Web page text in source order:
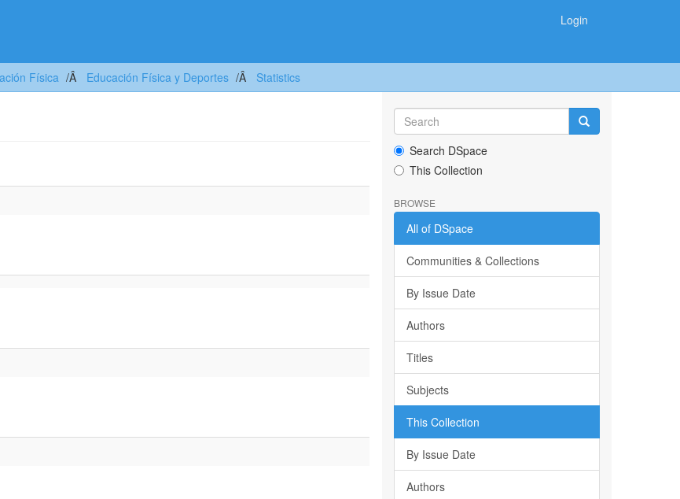
Login
Física Educación Física y Deportes Statistics
Search DSpace
This Collection
BROWSE
All of DSpace
Communities & Collections
By Issue Date
Authors
Titles
Subjects
This Collection
By Issue Date
Authors